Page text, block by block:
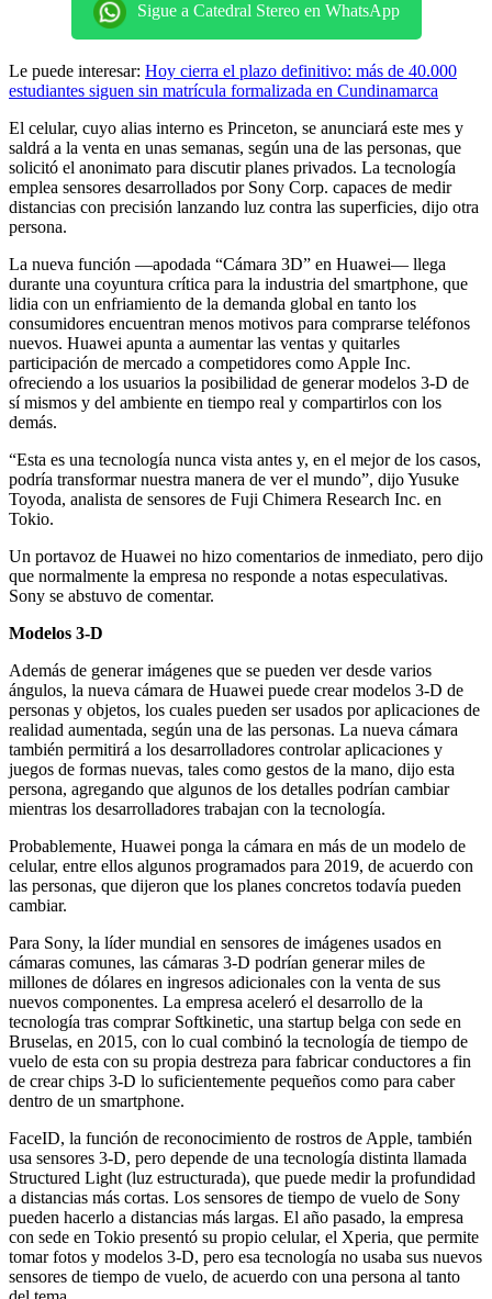
Sigue a Catedral Stereo en WhatsApp
Le puede interesar: Hoy cierra el plazo definitivo: más de 40.000
estudiantes siguen sin matrícula formalizada en Cundinamarca
El celular, cuyo alias interno es Princeton, se anunciará este mes y
saldrá a la venta en unas semanas, según una de las personas, que
solicitó el anonimato para discutir planes privados. La tecnología
emplea sensores desarrollados por Sony Corp. capaces de medir
distancias con precisión lanzando luz contra las superficies, dijo otra
persona.
La nueva función —apodada “Cámara 3D” en Huawei— llega
durante una coyuntura crítica para la industria del smartphone, que
lidia con un enfriamiento de la demanda global en tanto los
consumidores encuentran menos motivos para comprarse teléfonos
nuevos. Huawei apunta a aumentar las ventas y quitarles
participación de mercado a competidores como Apple Inc.
ofreciendo a los usuarios la posibilidad de generar modelos 3-D de
sí mismos y del ambiente en tiempo real y compartirlos con los
demás.
“Esta es una tecnología nunca vista antes y, en el mejor de los casos,
podría transformar nuestra manera de ver el mundo”, dijo Yusuke
Toyoda, analista de sensores de Fuji Chimera Research Inc. en
Tokio.
Un portavoz de Huawei no hizo comentarios de inmediato, pero dijo
que normalmente la empresa no responde a notas especulativas.
Sony se abstuvo de comentar.
Modelos 3-D
Además de generar imágenes que se pueden ver desde varios
ángulos, la nueva cámara de Huawei puede crear modelos 3-D de
personas y objetos, los cuales pueden ser usados por aplicaciones de
realidad aumentada, según una de las personas. La nueva cámara
también permitirá a los desarrolladores controlar aplicaciones y
juegos de formas nuevas, tales como gestos de la mano, dijo esta
persona, agregando que algunos de los detalles podrían cambiar
mientras los desarrolladores trabajan con la tecnología.
Probablemente, Huawei ponga la cámara en más de un modelo de
celular, entre ellos algunos programados para 2019, de acuerdo con
las personas, que dijeron que los planes concretos todavía pueden
cambiar.
Para Sony, la líder mundial en sensores de imágenes usados en
cámaras comunes, las cámaras 3-D podrían generar miles de
millones de dólares en ingresos adicionales con la venta de sus
nuevos componentes. La empresa aceleró el desarrollo de la
tecnología tras comprar Softkinetic, una startup belga con sede en
Bruselas, en 2015, con lo cual combinó la tecnología de tiempo de
vuelo de esta con su propia destreza para fabricar conductores a fin
de crear chips 3-D lo suficientemente pequeños como para caber
dentro de un smartphone.
FaceID, la función de reconocimiento de rostros de Apple, también
usa sensores 3-D, pero depende de una tecnología distinta llamada
Structured Light (luz estructurada), que puede medir la profundidad
a distancias más cortas. Los sensores de tiempo de vuelo de Sony
pueden hacerlo a distancias más largas. El año pasado, la empresa
con sede en Tokio presentó su propio celular, el Xperia, que permite
tomar fotos y modelos 3-D, pero esa tecnología no usaba sus nuevos
sensores de tiempo de vuelo, de acuerdo con una persona al tanto